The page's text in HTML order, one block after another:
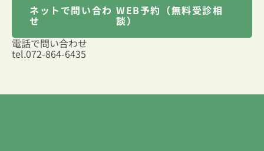
ネットで問い合わ
せ
WEB予約（無料受診相
談）
電話で問い合わせ
tel.072-864-6435